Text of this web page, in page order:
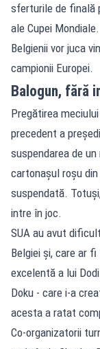
sferturile de finală
ale Cupei Mondiale.
Belgienii vor juca
campionii Europei.
Balogun, fără
Pregătirea
precedent a
suspendarea de
cartonașul roșu
suspendată.
intre în joc.
SUA au avut
Belgiei și, care ar
excelentă a lui
Doku - care i-a
acesta a ratat
Co-organizatorii